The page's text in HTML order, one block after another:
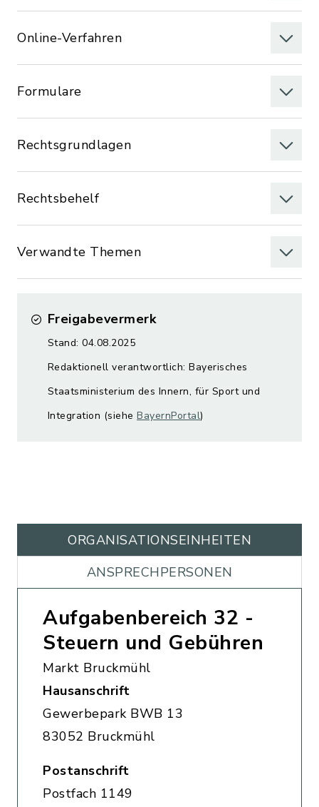
Online-Verfahren
Formulare
Rechtsgrundlagen
Rechtsbehelf
Verwandte Themen
Freigabevermerk
Stand: 04.08.2025
Redaktionell verantwortlich: Bayerisches
Staatsministerium des Innern, für Sport und
Integration (siehe BayernPortal)
ORGANISATIONS­EINHEITEN
ANSPRECHPERSONEN
Aufgabenbereich 32 -
Steuern und Gebühren
Markt Bruckmühl
Hausanschrift
Gewerbepark BWB 13
83052 Bruckmühl
Postanschrift
Postfach 1149